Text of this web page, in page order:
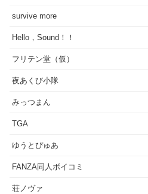
survive more
Hello，Sound！！
フリテン堂（仮）
夜あくび小隊
みっつまん
TGA
ゆうとぴゅあ
FANZA同人ボイコミ
荘ノヴァ